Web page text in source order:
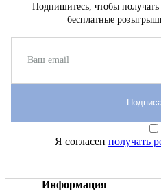
Информация
Подпишитесь, чтобы
бесплатные
Я согласен получать